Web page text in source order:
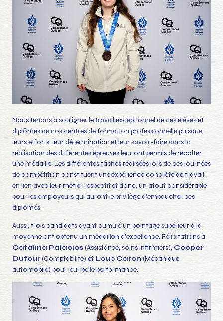
Nous tenons à souligner le travail exceptionnel de ces élèves et
diplômés de nos centres de formation professionnelle puisque
leurs efforts, leur détermination et leur savoir-faire dans la
réalisation des différentes épreuves leur ont permis de récolter
une médaille. Les différentes tâches réalisées lors de ces journées
de compétition constituent une expérience concrète de travail
en lien avec leur métier respectif et donc, un atout considérable
pour les employeurs qui auront le privilège d’embaucher ces
diplômés.
Aussi, trois candidats ayant cumulé un pointage supérieur à la
moyenne ont obtenu un médaillon d’excellence. Félicitations à
Catalina Palacios(Assistance, soins infirmiers), Cooper
Dufour(Comptabilité) et Loup Caron (Mécanique
automobile) pour leur belle performance.